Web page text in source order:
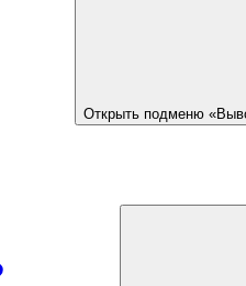
Открыть подменю